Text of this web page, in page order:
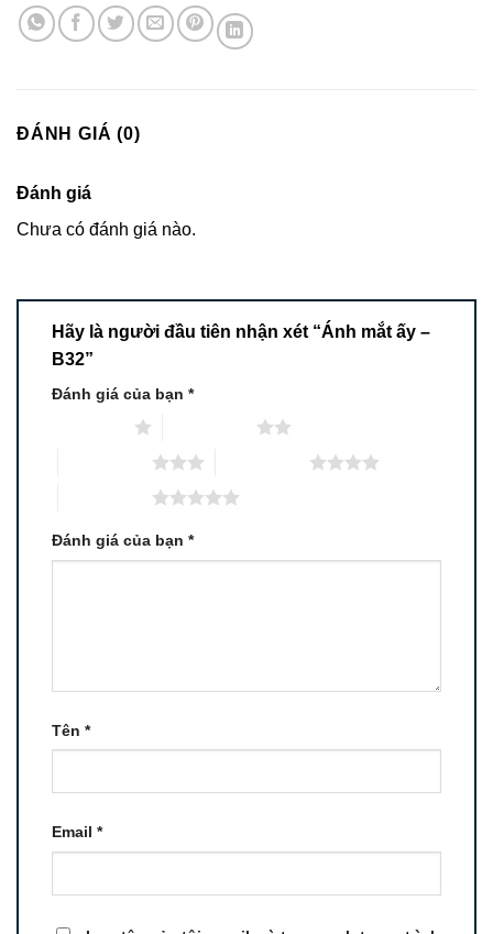
ĐÁNH GIÁ (0)
Đánh giá
Chưa có đánh giá nào.
Hãy là người đầu tiên nhận xét “Ánh mắt ấy –
B32”
Đánh giá của bạn *
Đánh giá của bạn *
Tên *
Email *